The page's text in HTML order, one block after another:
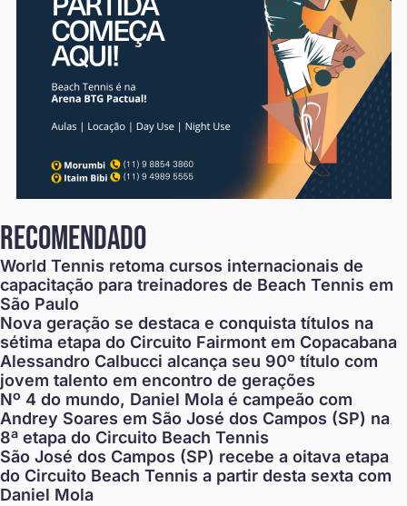
recomendado
World Tennis retoma cursos internacionais de
capacitação para treinadores de Beach Tennis em
São Paulo
Nova geração se destaca e conquista títulos na
sétima etapa do Circuito Fairmont em Copacabana
Alessandro Calbucci alcança seu 90º título com
jovem talento em encontro de gerações
Nº 4 do mundo, Daniel Mola é campeão com
Andrey Soares em São José dos Campos (SP) na
8ª etapa do Circuito Beach Tennis
São José dos Campos (SP) recebe a oitava etapa
do Circuito Beach Tennis a partir desta sexta com
Daniel Mola